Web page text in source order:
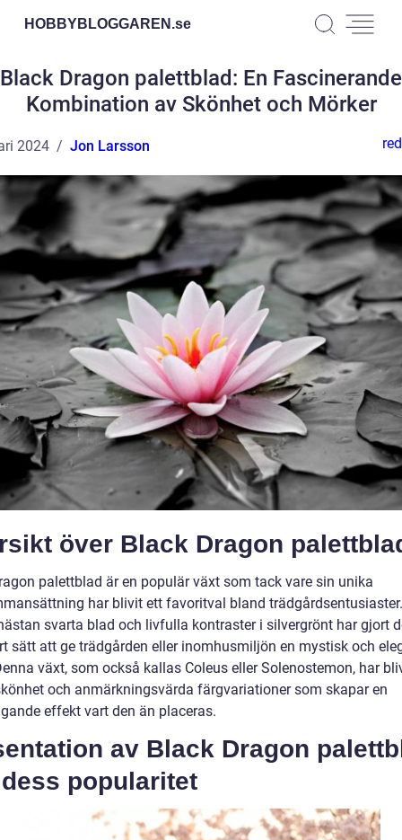
HOBBYBLOGGAREN.se
Black Dragon palettblad: En Fascinerande
Kombination av Skönhet och Mörker
2024 Jon Larsson
över Black Dragon
palettblad är en populär växt som tack vare sin unika
har blivit ett favoritval bland
svarta blad och livfulla kontraster i silvergrönt har gjort
sätt att ge trädgården eller inomhusmiljön en mystisk och
växt, som också kallas Coleus eller Solenostemon, har
och anmärkningsvärda färgvariationer som skapar en
effekt vart den än placeras.
av Black Dragon
popularitet